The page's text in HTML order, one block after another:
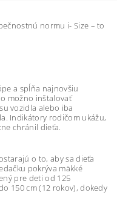
normu i- Size – to
a spĺňa najnovšiu
možno inštalovať
vozidla alebo iba
Indikátory rodičom ukážu,
chránil dieťa.
o to, aby sa dieťa
pokrýva mäkké
pre deti od 125
150 cm (12 rokov), dokedy